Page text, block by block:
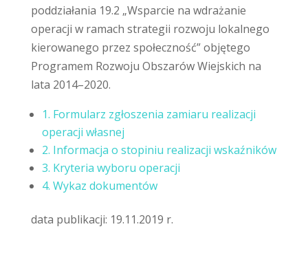
poddziałania 19.2 „Wsparcie na wdrażanie
operacji w ramach strategii rozwoju lokalnego
kierowanego przez społeczność” objętego
Programem Rozwoju Obszarów Wiejskich na
lata 2014–2020.
1. Formularz zgłoszenia zamiaru realizacji
operacji własnej
2. Informacja o stopiniu realizacji wskaźników
3. Kryteria wyboru operacji
4. Wykaz dokumentów
data publikacji: 19.11.2019 r.